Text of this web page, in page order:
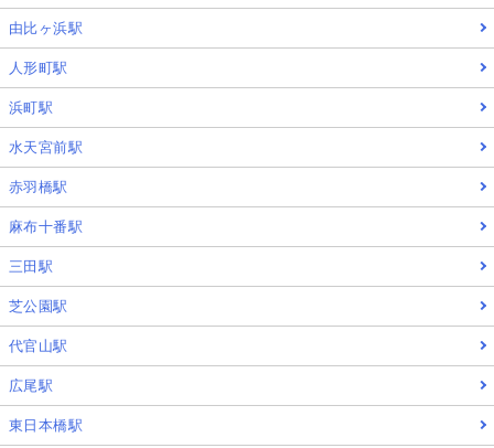
由比ヶ浜駅
人形町駅
浜町駅
水天宮前駅
赤羽橋駅
麻布十番駅
三田駅
芝公園駅
代官山駅
広尾駅
東日本橋駅